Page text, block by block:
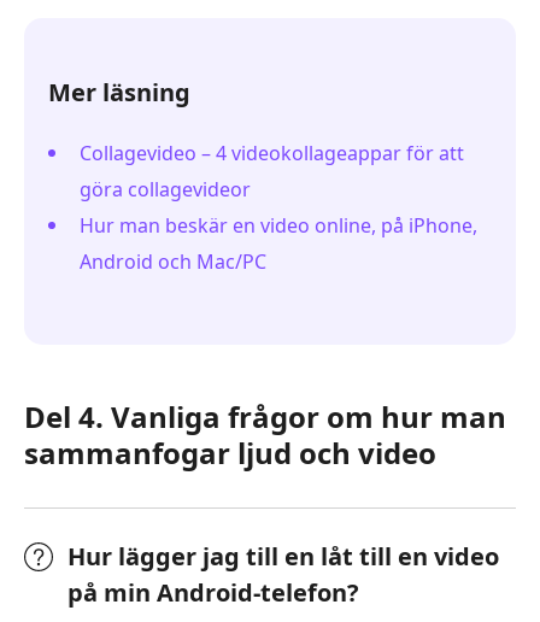
Mer läsning
Collagevideo – 4 videokollageappar för att
göra collagevideor
Hur man beskär en video online, på iPhone,
Android och Mac/PC
Del 4. Vanliga frågor om hur man
sammanfogar ljud och video
Hur lägger jag till en låt till en video
på min Android-telefon?